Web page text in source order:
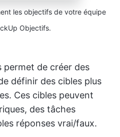
les objectifs de votre équipe
Objectifs.
permet de créer des
définir des cibles plus
Ces cibles peuvent
des tâches
réponses vrai/faux.